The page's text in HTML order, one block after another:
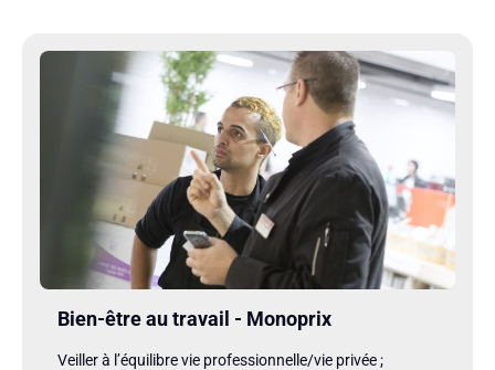
Bien-être au travail - Monoprix
Veiller à l’équilibre vie professionnelle/vie privée ;